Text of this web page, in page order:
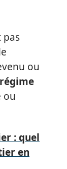
pas
ou
régime
ou
: quel
en